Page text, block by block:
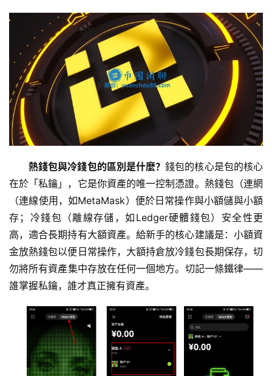
熱錢包與冷錢包的區別是什麼？錢包的核心是包的核心
在於「私鑰」，它是你資產的唯一控制憑證。熱錢包（連網
（連線使用，如MetaMask）便於日常操作與小額儲與小額
存；冷錢包（離線存儲，如Ledger硬體錢包）安全性更
高，適合長期持有大額資產。給新手的核心建議是：小額資
金放熱錢包以便日常操作，大額持倉放冷錢包長期保存，切
勿將所有資產集中存放在任何一個地方。切記一條鐵律——
誰掌握私鑰，誰才真正擁有資產。